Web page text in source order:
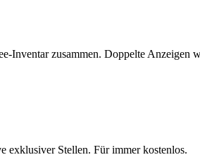
Inventar zusammen. Doppelte Anzeigen
Stellen. Für immer kostenlos.